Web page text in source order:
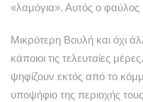
«λαμόγια». Αυτός ο
Μικρότερη Βουλή και όχι
κάποιοι τις τελευταίες
ψηφίζουν εκτός από το
υποψήφιο της περιοχής